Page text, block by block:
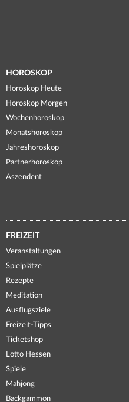
HOROSKOP
Horoskop Heute
Horoskop Morgen
Wochenhoroskop
Monatshoroskop
Jahreshoroskop
Partnerhoroskop
Aszendent
FREIZEIT
Veranstaltungen
Spielplätze
Rezepte
Meditation
Ausflugsziele
Freizeit-Tipps
Ticketshop
Lotto Hessen
Spiele
Mahjong
Backgammon